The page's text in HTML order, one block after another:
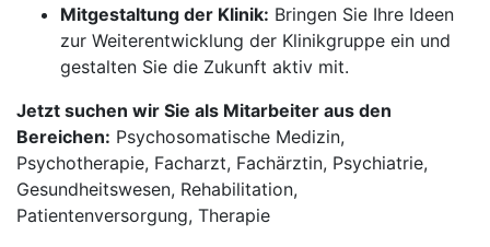
Mitgestaltung der Klinik: Bringen Sie Ihre Ideen
zur Weiterentwicklung der Klinikgruppe ein und
gestalten Sie die Zukunft aktiv mit.
Jetzt suchen wir Sie als Mitarbeiter aus den
Bereichen: Psychosomatische Medizin,
Psychotherapie, Facharzt, Fachärztin, Psychiatrie,
Gesundheitswesen, Rehabilitation,
Patientenversorgung, Therapie